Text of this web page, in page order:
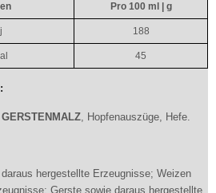
Pro 100 ml | g
188
45
GERSTENMALZ, Hopfenauszüge, Hefe.
hergestellte Erzeugnisse; Weizen
Gerste sowie daraus hergestellte